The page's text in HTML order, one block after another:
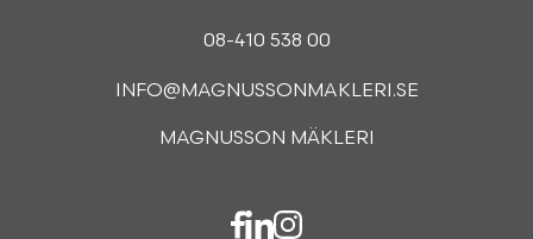
08-410 538 00
INFO@MAGNUSSONMAKLERI.SE
MAGNUSSON MÄKLERI